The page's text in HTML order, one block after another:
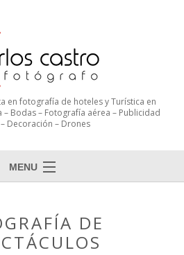
en fotografía de hoteles y Turística en
Bodas – Fotografía aérea – Publicidad
Decoración – Drones
MENU
DE